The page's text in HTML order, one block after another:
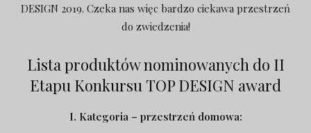
DESIGN 2019. Czeka nas więc bardzo ciekawa przestrzeń
do zwiedzenia!
Lista produktów nominowanych do II
Etapu Konkursu TOP DESIGN award
I. Kategoria – przestrzeń domowa: